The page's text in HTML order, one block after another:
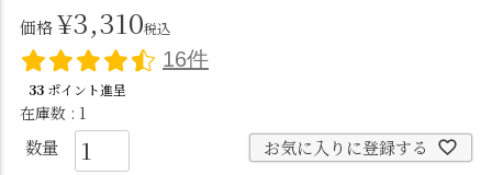
価格¥3,310税込
16件
33 ポイント進呈
在庫数 1
お気に入りに登録する